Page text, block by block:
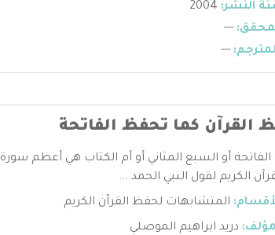
النشر:
---
---
القرآن كما تحفظ الفاتحة
أو السبع المثاني أو أم الكتاب هي أعظم سورة
الكريم لقول النبي الحمد ...
المتشابهات لحفظ القرآن الكريم
دريد ابراهيم الموصلي